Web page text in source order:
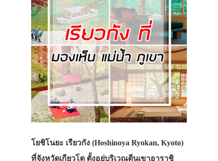
โยชิโนยะ เรียวกัง (Hoshinoya Ryokan, Kyoto)
ที่จังหวัดเกียวโต ตั้งอยู่บริเวณตีนเขาอาราชิ